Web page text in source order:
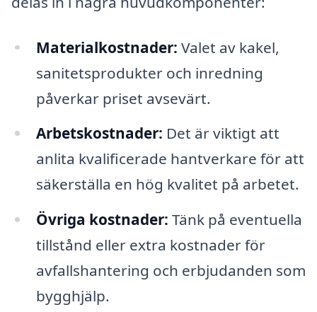
Materialkostnader: Valet av kakel,
sanitetsprodukter och inredning
påverkar priset avsevärt.
Arbetskostnader: Det är viktigt att
anlita kvalificerade hantverkare för att
säkerställa en hög kvalitet på arbetet.
Övriga kostnader: Tänk på eventuella
tillstånd eller extra kostnader för
avfallshantering och erbjudanden som
bygghjälp.